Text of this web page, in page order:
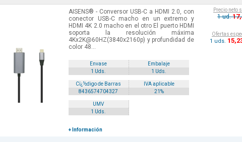
AISENS® - Conversor USB-C a HDMI 2.0, con
conector USB-C macho en un extremo y
HDMI 4K 2.0 macho en el otro El puerto HDMI
soporta la resolución máxima
4Kx2K@60HZ(3840x2160p) y profundidad de
color 48...
Envase
Embalaje
1 Uds.
1 Uds.
Cï¿½digo de Barras
IVA aplicable
8436574704327
21%
UMV
1 Uds.
+ Información
Precio neto
1 ud.17
Ofertas
1 uds. 15